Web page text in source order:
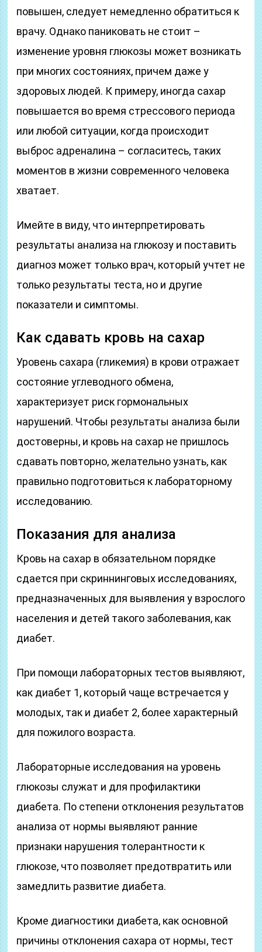
повышен, следует немедленно обратиться к
врачу. Однако паниковать не стоит –
изменение уровня глюкозы может возникать
при многих состояниях, причем даже у
здоровых людей. К примеру, иногда сахар
повышается во время стрессового периода
или любой ситуации, когда происходит
выброс адреналина – согласитесь, таких
моментов в жизни современного человека
хватает.
Имейте в виду, что интерпретировать
результаты анализа на глюкозу и поставить
диагноз может только врач, который учтет не
только результаты теста, но и другие
показатели и симптомы.
Как сдавать кровь на сахар
Уровень сахара (гликемия) в крови отражает
состояние углеводного обмена,
характеризует риск гормональных
нарушений. Чтобы результаты анализа были
достоверны, и кровь на сахар не пришлось
сдавать повторно, желательно узнать, как
правильно подготовиться к лабораторному
исследованию.
Показания для анализа
Кровь на сахар в обязательном порядке
сдается при скриннинговых исследованиях,
предназначенных для выявления у взрослого
населения и детей такого заболевания, как
диабет.
При помощи лабораторных тестов выявляют,
как диабет 1, который чаще встречается у
молодых, так и диабет 2, более характерный
для пожилого возраста.
Лабораторные исследования на уровень
глюкозы служат и для профилактики
диабета. По степени отклонения результатов
анализа от нормы выявляют ранние
признаки нарушения толерантности к
глюкозе, что позволяет предотвратить или
замедлить развитие диабета.
Кроме диагностики диабета, как основной
причины отклонения сахара от нормы, тест